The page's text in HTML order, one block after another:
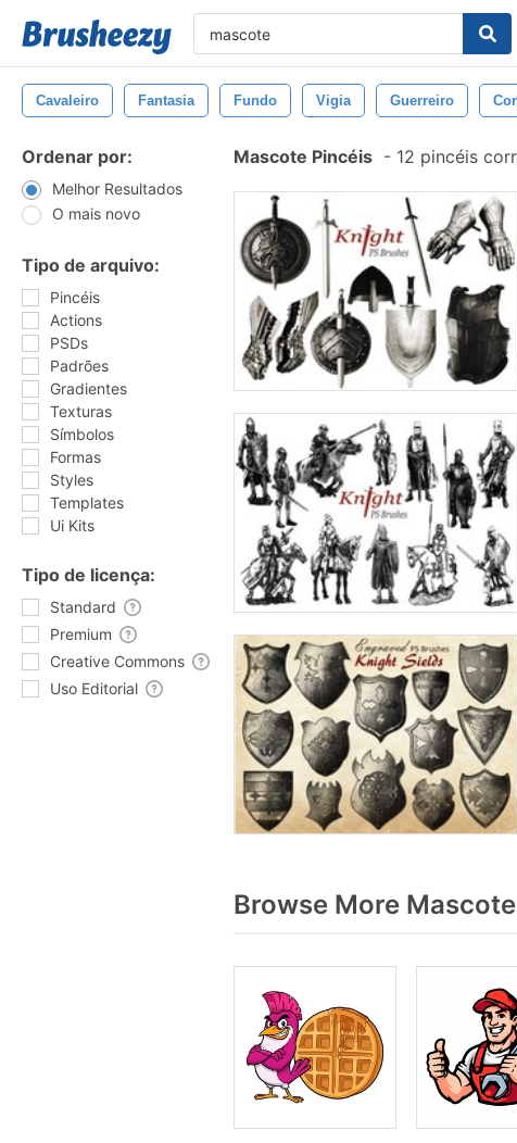
Cavaleiro Fantasia Fundo Vigia Guerreiro
Ordenar por:
Melhor Resultados
O mais novo
Tipo de arquivo:
Pincéis
Actions
PSDs
Padrões
Gradientes
Texturas
Símbolos
Formas
Styles
Templates
Ui Kits
Tipo de licença:
Standard
Premium
Creative Commons
Uso Editorial
Mascote Pincéis - 12 pincéis
Browse More